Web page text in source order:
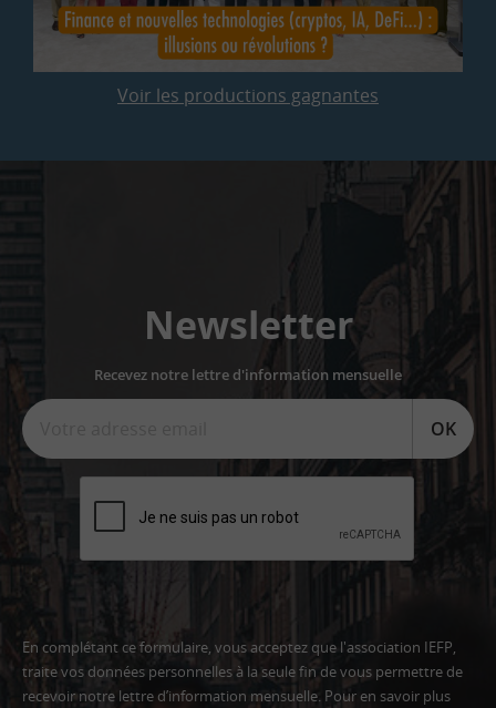
Voir les productions gagnantes
Newsletter
Recevez notre lettre d'information mensuelle
OK
En complétant ce formulaire, vous acceptez que l'association IEFP,
traite vos données personnelles à la seule fin de vous permettre de
recevoir notre lettre d’information mensuelle. Pour en savoir plus